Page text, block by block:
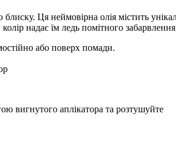
блиску. Ця неймовірна олія містить
надає їм ледь помітного
або поверх помади.
вигнутого аплікатора та розтушуйте